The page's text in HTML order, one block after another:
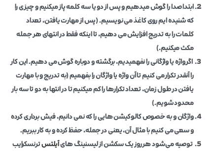
ابتدا صدا را گوش میدهیم و پس از دو یا سه کلمه پاز میکنیم و چیزی را
که شنیده ایم روی کاغذ می نویسیم. (پس از مهارت یافتن، تعداد
کلمات را به تدریج افزایش می دهیم، تا اینکه فقط در انتهای هر جمله
مکث میکنیم.)
اگر واژه یا واژگانی را نفهمیدیم، برگشته و دوباره گوش می دهیم. این کار
را آنقدر تکرار می کنیم تا آن واژه یا واژگان را بفهمیم (به تدریج و با مهارت
یافتن در طول زمان، تعداد تکرارها را کم میکنیم تا در انتها به دو تا سه بار
محدود شویم.)
واژگان و به خصوص کالوکیشن هایی را که نمی دانیم، فیش برداری کرده
و سعی می کنیم با مثال آن، یعنی در جمله، حفظ کرده و به کار ببریم.
توصیه می‌شود هر روز یک سکشن از لیسنینگ هایآیلتسترنسکرایب